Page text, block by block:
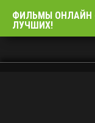
ФИЛЬМЫ OНЛАЙН
ЛУЧШИХ!